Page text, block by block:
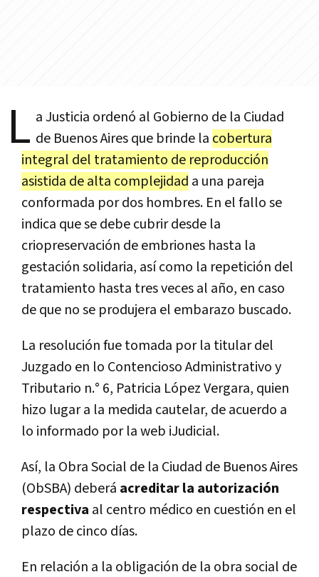
L a Justicia ordenó al Gobierno de la Ciudad
de Buenos Aires que brinde la cobertura
integral del tratamiento de reproducción
asistida de alta complejidad a una pareja
conformada por dos hombres. En el fallo se
indica que se debe cubrir desde la
criopreservación de embriones hasta la
gestación solidaria, así como la repetición del
tratamiento hasta tres veces al año, en caso
de que no se produjera el embarazo buscado.
La resolución fue tomada por la titular del
Juzgado en lo Contencioso Administrativo y
Tributario n.° 6, Patricia López Vergara, quien
hizo lugar a la medida cautelar, de acuerdo a
lo informado por la web iJudicial.
Así, la Obra Social de la Ciudad de Buenos Aires
(ObSBA) deberá acreditar la autorización
respectiva al centro médico en cuestión en el
plazo de cinco días.
En relación a la obligación de la obra social de